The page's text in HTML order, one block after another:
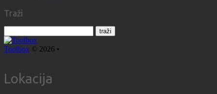
Traži
Toolbox © 2026 •
Lokacija